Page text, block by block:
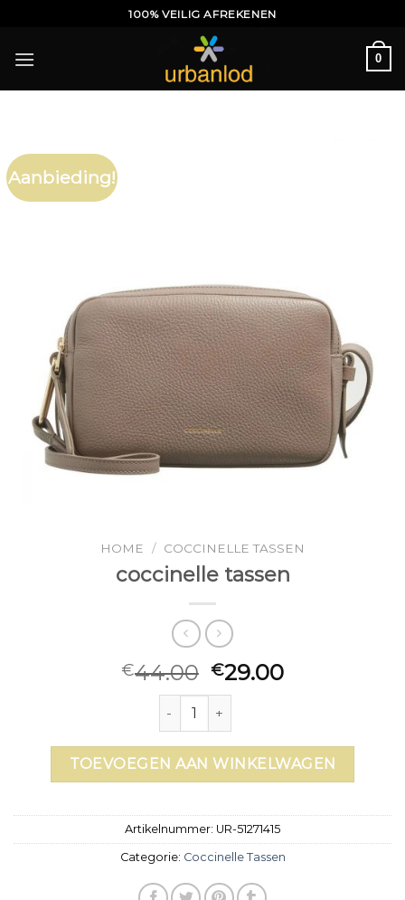
inhoud
100% VEILIG AFREKENEN
0
Aanbieding!
HOME / COCCINELLE TASSEN
coccinelle tassen
€44.00 €29.00
coccinelle tassen aantal
TOEVOEGEN AAN WINKELWAGEN
Artikelnummer: UR-51271415
Categorie: Coccinelle Tassen